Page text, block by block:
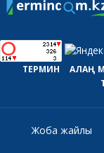
ТЕРМИН АЛАҢ
Жоба жайлы